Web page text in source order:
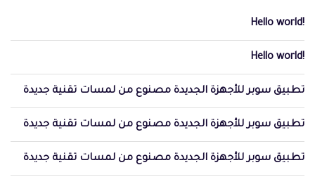
Hello world!
Hello world!
تطبيق سوبر للأجهزة الجديدة مصنوع من لمسات تقنية جديدة
تطبيق سوبر للأجهزة الجديدة مصنوع من لمسات تقنية جديدة
تطبيق سوبر للأجهزة الجديدة مصنوع من لمسات تقنية جديدة